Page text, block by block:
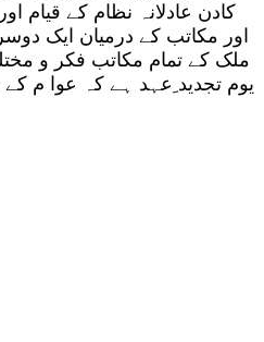
کادن عادلانہ نظام کے
اور مکاتب کے درمیان ایک
ملک کے تمام مکاتب فکر و
یوم تجدید ِعہد ہے کہ عوا م کے